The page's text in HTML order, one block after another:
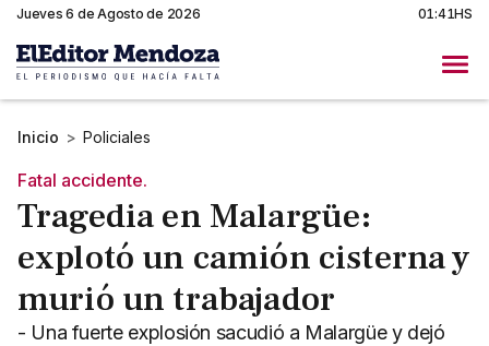
Jueves 6 de Agosto de 2026 01:41HS
Inicio > Policiales
Fatal accidente.
Tragedia en Malargüe:
explotó un camión cisterna y
murió un trabajador
- Una fuerte explosión sacudió a Malargüe y dejó